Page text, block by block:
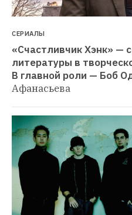
СЕРИАЛЫ
«Счастливчик Хэнк» —
литературы в
В главной роли — Боб
Афанасьева